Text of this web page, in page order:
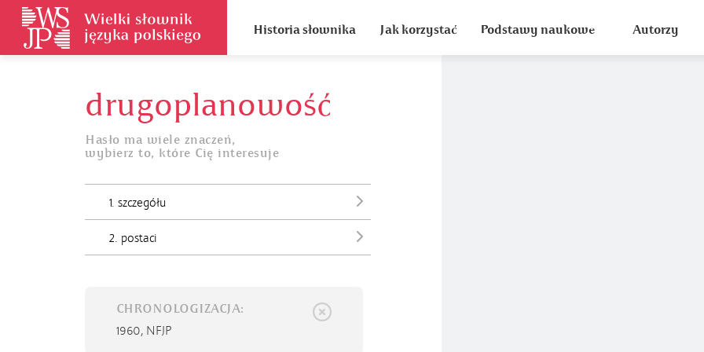
Historia słownika Jak korzystać Podstawy naukowe Autorzy
drugoplanowość
Hasło ma wiele znaczeń,
wybierz to, które Cię interesuje
1. szczegółu
2. postaci
CHRONOLOGIZACJA:
1960, NFJP